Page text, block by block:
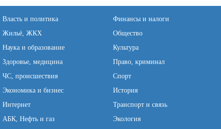
Власть и политика
Финансы и налоги
Жильё, ЖКХ
Общество
Наука и образование
Культура
Здоровье, медицина
Право, криминал
ЧС, происшествия
Спорт
Экономика и бизнес
История
Интернет
Транспорт и связь
АБК, Нефть и газ
Экология